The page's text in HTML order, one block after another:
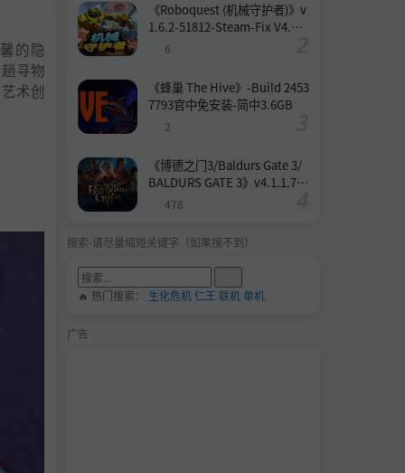
的隐
寻物
术创
《Roboquest (机械守护者)》v
1.6.2-51812-Steam-Fix V4.联
机版官中简体
6
《蜂巢 The Hive》-Build 2453
7793官中免安装-简中3.6GB
2
《博德之门3/Baldurs Gate 3/
BALDURS GATE 3》v4.1.1.739
8727-Build 24532579官中免安
478
搜索-请尽量缩短关键字（如果搜不到）
🔥 热门搜索： 生化危机仁王 联机单机
广告